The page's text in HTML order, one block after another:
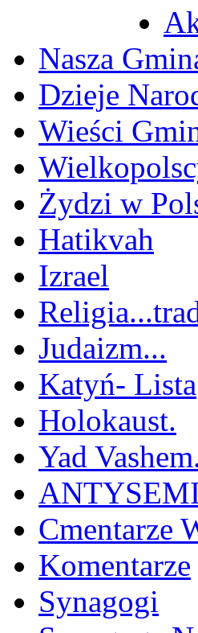
Nasza
Dzieje
Wieści
Żydzi w
Hatikvah
Izrael
Judaizm...
Katyń- Lista
Holokaust.
Yad
Cmentarze
Komentarze
Synagogi